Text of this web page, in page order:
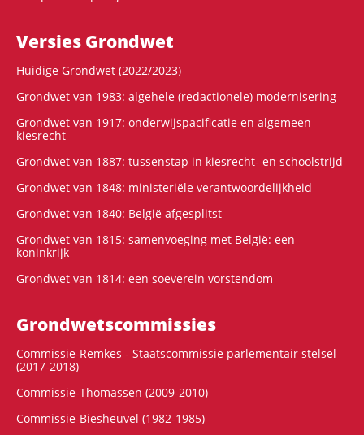
Versies Grondwet
Huidige Grondwet (2022/2023)
Grondwet van 1983: algehele (redactionele) modernisering
Grondwet van 1917: onderwijspacificatie en algemeen
kiesrecht
Grondwet van 1887: tussenstap in kiesrecht- en schoolstrijd
Grondwet van 1848: ministeriële verantwoordelijkheid
Grondwet van 1840: België afgesplitst
Grondwet van 1815: samenvoeging met België: een
koninkrijk
Grondwet van 1814: een soeverein vorstendom
Grondwets­commissies
Commissie-Remkes - Staatscommissie parlementair stelsel
(2017-2018)
Commissie-Thomassen (2009-2010)
Commissie-Biesheuvel (1982-1985)